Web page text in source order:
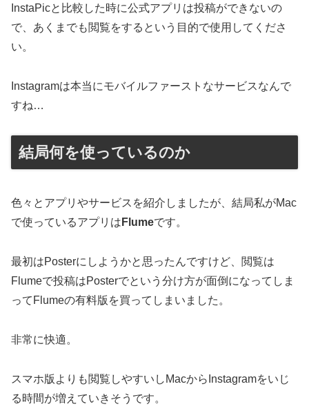
InstaPicと比較した時に公式アプリは投稿ができないの
で、あくまでも閲覧をするという目的で使用してくださ
い。
Instagramは本当にモバイルファーストなサービスなんで
すね…
結局何を使っているのか
色々とアプリやサービスを紹介しましたが、結局私がMac
で使っているアプリは Flumeです。
最初はPosterにしようかと思ったんですけど、閲覧は
Flumeで投稿はPosterでという分け方が面倒になってしま
ってFlumeの有料版を買ってしまいました。
非常に快適。
スマホ版よりも閲覧しやすいしMacからInstagramをいじ
る時間が増えていきそうです。